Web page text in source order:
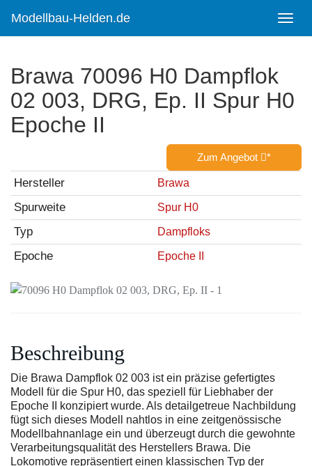
main
content
Modellbau-Helden.de
Brawa 70096 H0 Dampflok
02 003, DRG, Ep. II Spur H0
Epoche II
Zum Angebot *
Hersteller Brawa
Spurweite Spur H0
Typ Dampfloks
Epoche Epoche II
Beschreibung
Die Brawa Dampflok 02 003 ist ein präzise gefertigtes
Modell für die Spur H0, das speziell für Liebhaber der
Epoche II konzipiert wurde. Als detailgetreue Nachbildung
fügt sich dieses Modell nahtlos in eine zeitgenössische
Modellbahnanlage ein und überzeugt durch die gewohnte
Verarbeitungsqualität des Herstellers Brawa. Die
Lokomotive repräsentiert einen klassischen Typ der